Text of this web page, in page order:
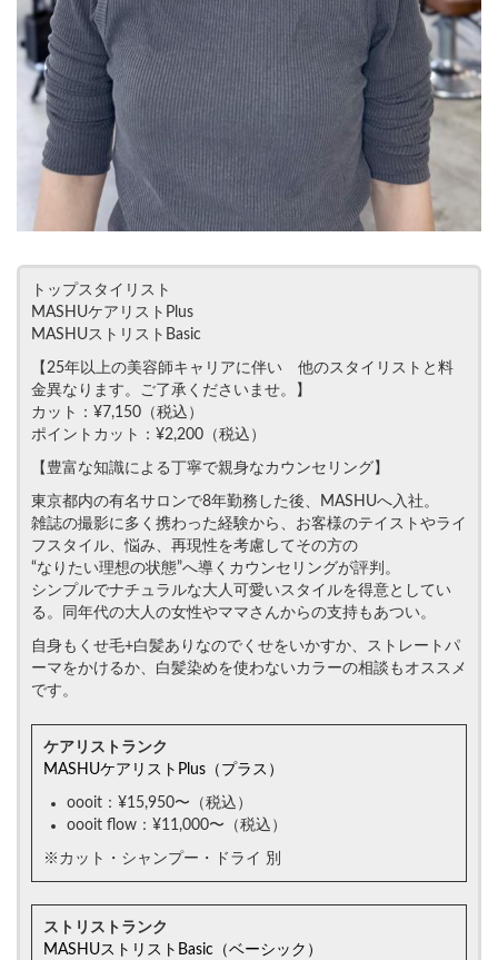
トップスタイリスト
MASHUケアリストPlus
MASHUストリストBasic
【25年以上の美容師キャリアに伴い 他のスタイリストと料
金異なります。ご了承くださいませ。】
カット：¥7,150（税込）
ポイントカット：¥2,200（税込）
【豊富な知識による丁寧で親身なカウンセリング】
東京都内の有名サロンで8年勤務した後、MASHUへ入社。
雑誌の撮影に多く携わった経験から、お客様のテイストやライ
フスタイル、悩み、再現性を考慮してその方の
“なりたい理想の状態”へ導くカウンセリングが評判。
シンプルでナチュラルな大人可愛いスタイルを得意としてい
る。同年代の大人の女性やママさんからの支持もあつい。
自身もくせ毛+白髪ありなのでくせをいかすか、ストレートパ
ーマをかけるか、白髪染めを使わないカラーの相談もオススメ
です。
ケアリストランク
MASHUケアリストPlus（プラス）
oooit：¥15,950〜（税込）
oooit flow：¥11,000〜（税込）
※カット・シャンプー・ドライ 別
ストリストランク
MASHUストリストBasic（ベーシック）